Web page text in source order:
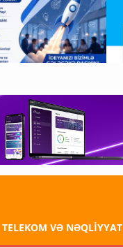
TELEKOM VƏ NƏQLİYYAT